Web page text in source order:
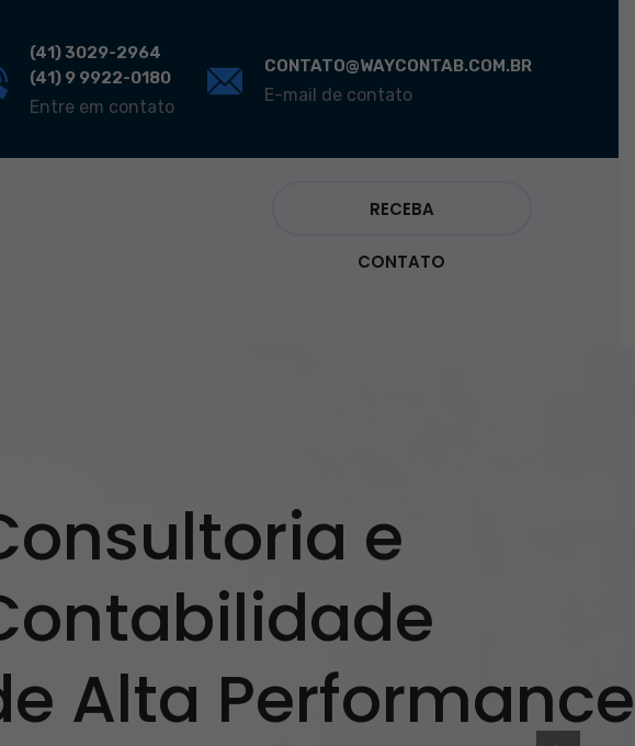
(41) 3029-2964
(41) 9 9922-0180
Entre em contato
CONTATO@WAYCONTAB.COM.BR
E-mail de contato
RECEBA
CONTATO
e
Alta Performance